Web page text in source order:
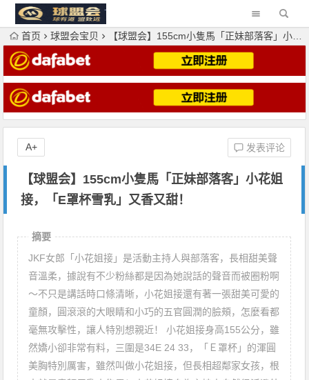
首页 球盟会宝贝 【球盟会】155cm小隻馬「正妹部落客」小花姐接，「E罩杯雪乳」又香又甜！
【球盟会】155cm小隻馬「正妹部落客」小花姐
接，「E罩杯雪乳」又香又甜！
发表评论
A+
摘要
JKF女郎「小花姐接」是活動主持人與部落客，長相甜美聲
音溫柔，據說有不少粉絲都是因為她說話的聲音而被圈粉啊
～不只是講話時口條清晰，小花姐接還有著一張甜美可愛的
童顏，圓滾滾的大眼睛和小巧的五官圓潤的臉頰，怎麼看都
毫無攻擊性，讓人特別想親近！ 小花姐接身高155公分，雖
然嬌小卻非常有料，三圍是34E 24 33，「Ｅ罩杯」的渾圓
美胸特別厲害，雖然叫做小花姐接，但長相超鄰家女孩，根